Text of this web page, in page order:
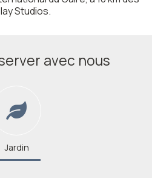
Studios.
avec nous
Jardin